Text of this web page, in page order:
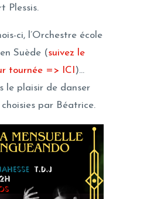
Plessis.
ci, l’Orchestre école
Suède (suivez le
tournée => ICI )…
le plaisir de danser
choisies par Béatrice.